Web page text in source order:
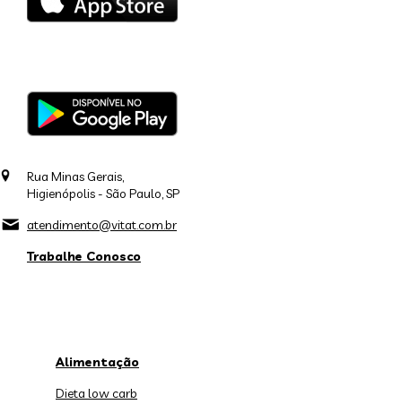
Rua Minas Gerais,
Higienópolis - São Paulo, SP
atendimento@vitat.com.br
Trabalhe Conosco
Alimentação
Dieta low carb